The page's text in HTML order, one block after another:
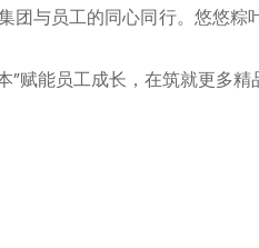
与员工的同心同行。悠悠粽
能员工成长，在筑就更多